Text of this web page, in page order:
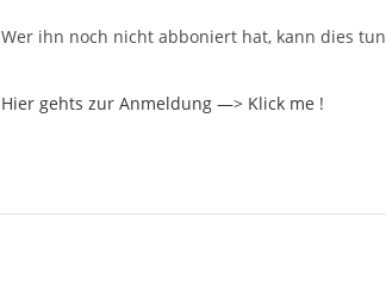
Wer ihn noch nicht abboniert hat, kann dies tun
Hier gehts zur Anmeldung —> Klick me !